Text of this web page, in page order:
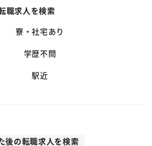
職求人を検索
寮・社宅あり
学歴不問
駅近
後の転職求人を検索